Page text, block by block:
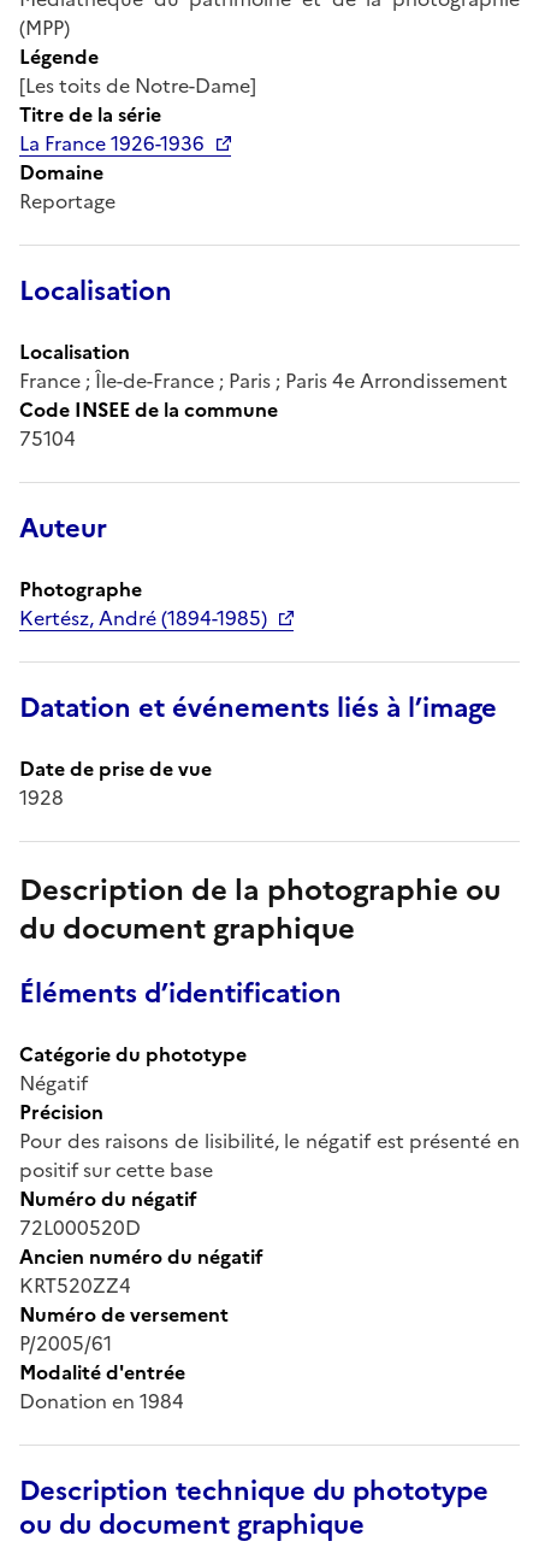
(MPP)
Légende
[Les toits de Notre-Dame]
Titre de la série
La France 1926-1936
Domaine
Reportage
Localisation
Localisation
France ; Île-de-France ; Paris ; Paris 4e Arrondissement
Code INSEE de la commune
75104
Auteur
Photographe
Kertész, André (1894-1985)
Datation et événements liés à l’image
Date de prise de vue
1928
Description de la photographie ou
du document graphique
Éléments d’identification
Catégorie du phototype
Négatif
Précision
Pour des raisons de lisibilité, le négatif est présenté en
positif sur cette base
Numéro du négatif
72L000520D
Ancien numéro du négatif
KRT520ZZ4
Numéro de versement
P/2005/61
Modalité d'entrée
Donation en 1984
Description technique du phototype
ou du document graphique